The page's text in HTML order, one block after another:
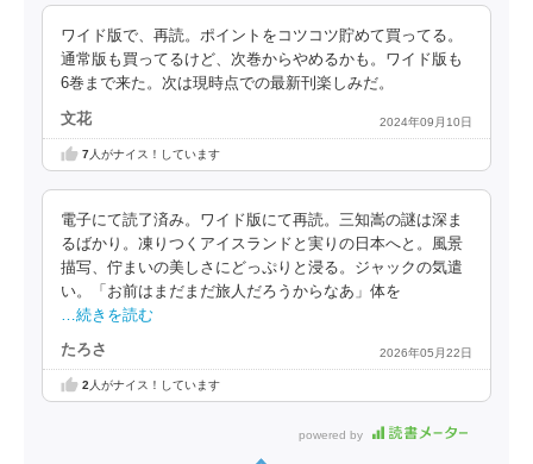
ワイド版で、再読。ポイントをコツコツ貯めて買ってる。
通常版も買ってるけど、次巻からやめるかも。ワイド版も
6巻まで来た。次は現時点での最新刊楽しみだ。
文花 2024年09月10日
7人がナイス！しています
電子にて読了済み。ワイド版にて再読。三知嵩の謎は深ま
るばかり。凍りつくアイスランドと実りの日本へと。風景
描写、佇まいの美しさにどっぷりと浸る。ジャックの気遣
い。「お前はまだまだ旅人だろうからなあ」体を
…続きを読む
たろさ 2026年05月22日
2 人がナイス！しています
powered by